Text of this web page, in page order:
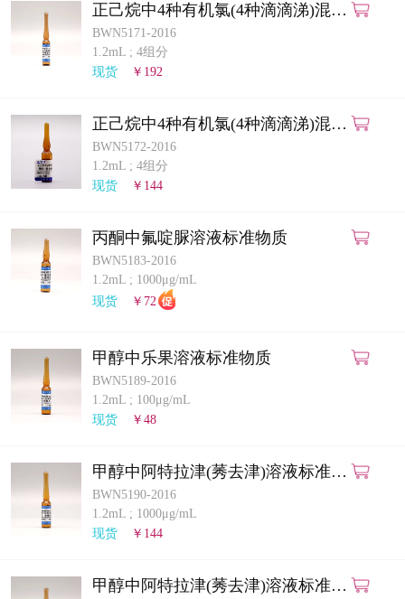
正己烷中4种有机氯(4种滴滴涕)混合
溶液标准物质
BWN5171-2016
1.2mL ; 4组分
现货
￥192
正己烷中4种有机氯(4种滴滴涕)混合
溶液标准物质
BWN5172-2016
1.2mL ; 4组分
现货
￥144
丙酮中氟啶脲溶液标准物质
BWN5183-2016
1.2mL ; 1000μg/mL
现货
￥72
甲醇中乐果溶液标准物质
BWN5189-2016
1.2mL ; 100μg/mL
现货
￥48
甲醇中阿特拉津(莠去津)溶液标准物
质
BWN5190-2016
1.2mL ; 1000μg/mL
现货
￥144
甲醇中阿特拉津(莠去津)溶液标准物